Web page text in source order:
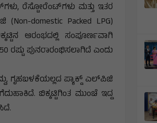
ರೆಸ್ಟೋರೆಂಟ್‌ಗಳು ಮತ್ತು ಇತರ
domestic Packed LPG)
ಆರಂಭದಲ್ಲಿ ಸಂಪೂರ್ಣವಾಗಿ
ರಷ್ಟು ಪುನರಾರಂಭಿಸಲಾಗಿದೆ ಎಂದು
ಗೃಹಬಳಕೆಯಲ್ಲದ ಪ್ಯಾಕ್ಡ್ ಎಲ್‌ಪಿಜಿ
ಬಿಕ್ಕಟ್ಟಿಗಿಂತ ಮುಂಚೆ ಇದ್ದ